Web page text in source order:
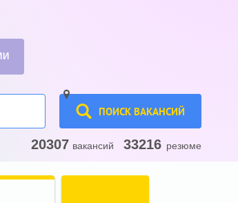
ПОИСК ВАКАНСИЙ
20307 вакансий 33216 резюме